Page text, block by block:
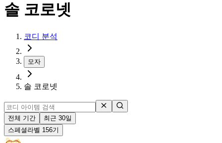
솔 코로넷
코디 분석
모자
솔 코로넷
전체 기간
최근 30일
스페셜 라벨 156기